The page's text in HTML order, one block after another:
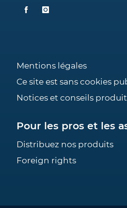
Mentions légales
Ce site est sans cookies
Notices et conseils
Pour les pros et les
Distribuez nos produits
Foreign rights